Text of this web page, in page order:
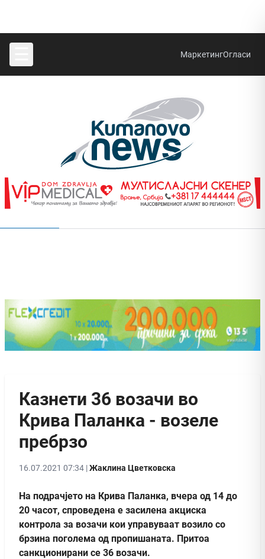
МаркетингОгласи
Казнети 36 возачи во
Крива Паланка - возеле
пребрзо
16.07.2021 07:34 |Жаклина Цветковска
На подрачјето на Крива Паланка, вчера од 14 до
20 часот, спроведена e засилена акциска
контрола за возачи кои управуваaт возило со
брзина поголема од пропишаната. Притоа
санкционирани се 36 возачи.